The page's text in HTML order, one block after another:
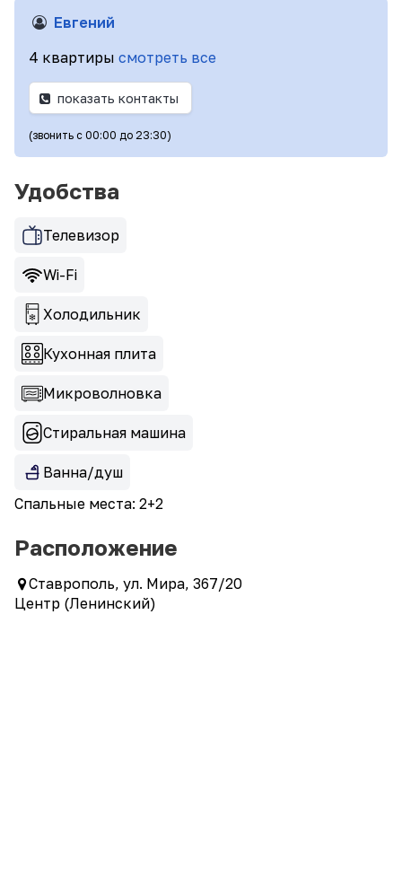
Евгений
4 квартиры смотреть все
показать контакты
(звонить с 00:00 до 23:30)
Удобства
Телевизор
Wi-Fi
Холодильник
Кухонная плита
Микроволновка
Стиральная машина
Ванна/душ
Спальные места: 2+2
Расположение
Ставрополь, ул. Мира, 367/20
Центр (Ленинский)